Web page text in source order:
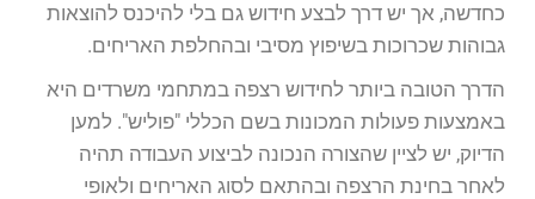
כחדשה, אך יש דרך לבצע חידוש גם בלי להיכנס להוצאות
גבוהות שכרוכות בשיפוץ מסיבי ובהחלפת האריחים.
הדרך הטובה ביותר לחידוש רצפה במתחמי משרדים היא
באמצעות פעולות המכונות בשם הכללי "פוליש". למען
הדיוק, יש לציין שהצורה הנכונה לביצוע העבודה תהיה
לאחר בחינת הרצפה ובהתאם לסוג האריחים ולאופי